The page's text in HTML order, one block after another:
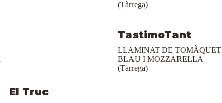
(Tàrrega)
TastimoTant
LLAMINAT DE TOMÀQUET
BLAU I MOZZARELLA
(Tàrrega)
El Truc